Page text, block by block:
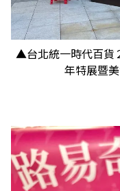
▲台北統一時代百貨
年特展暨